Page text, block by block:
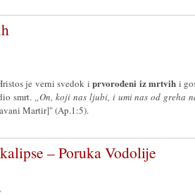
je verni svedok iprvorođeni iz mrtvih i
smrt. „On, koji nas ljubi, i umi nas od greha
Martir]" (Ap.1:5).
– Poruka Vodolije